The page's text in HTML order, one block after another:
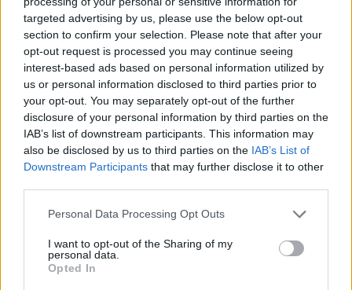
targeted advertising by us, please use the below opt-out
section to confirm your selection. Please note that after your
opt-out request is processed you may continue seeing
interest-based ads based on personal information utilized by
us or personal information disclosed to third parties prior to
your opt-out. You may separately opt-out of the further
disclosure of your personal information by third parties on the
IAB’s list of downstream participants. This information may
also be disclosed by us to third parties on the IAB’s List of
Downstream Participants that may further disclose it to other
Personal Data Processing Opt Outs
I want to opt-out of the Sharing of my
personal data.
Opted In
καλό νέο είναι πως η 87χρονη
τραγουδίστρια εξακολουθεί να έχει επαφή με το
περιβάλλον της και αναγνωρίζει τους
ανθρώπους που έχει δίπλα της.
Φωτογραφία: Eurokinissi